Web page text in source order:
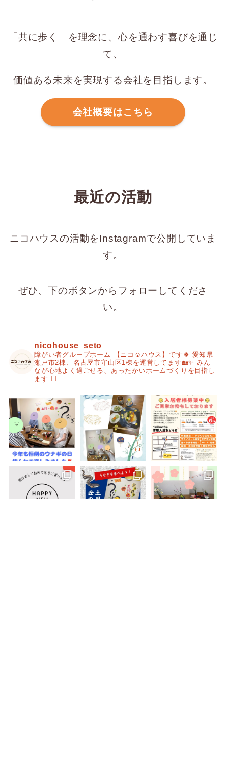
「共に歩く」を理念に、心を通わす喜びを通じ
て、
価値ある未来を実現する会社を目指します。
会社概要はこちら
最近の活動
ニコハウスの活動をInstagramで公開していま
す。
ぜひ、下のボタンからフォローしてくださ
い。
nicohouse_seto
障がい者グループホーム 【ニコ☺︎ハウス】です🍀 愛知県
瀬戸市2棟、名古屋市守山区1棟を運営してます🏡✨ みん
なが心地よく過ごせる、あったかいホームづくりを目指し
ます🙂‍↕️